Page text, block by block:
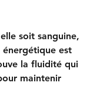
soit sanguine,
est
la fluidité qui
maintenir